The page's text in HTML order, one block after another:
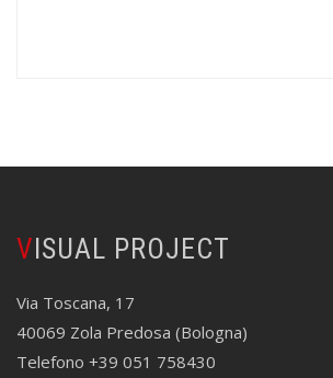
VISUAL PROJECT
Via Toscana, 17
40069 Zola Predosa (Bologna)
Telefono +39 051 758430